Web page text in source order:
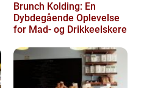
Brunch Kolding: En
Dybdegående Oplevelse
for Mad- og Drikkeelskere